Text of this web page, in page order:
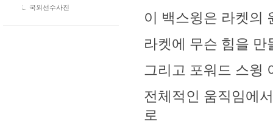
국외선수사진
이 백스윙은 라켓의
라켓에 무슨 힘을
그리고 포워드 스윙
전체적인 움직임에
로